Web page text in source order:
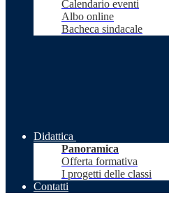
Calendario eventi
Albo online
Bacheca sindacale
Didattica
Panoramica
Offerta formativa
I progetti delle classi
Contatti